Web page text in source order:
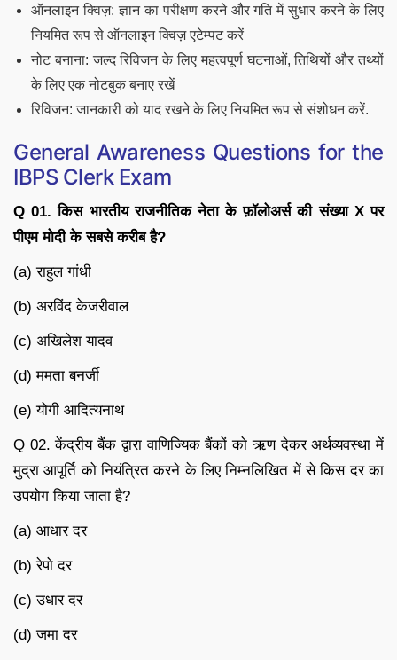
ऑनलाइन क्विज़: ज्ञान का परीक्षण करने और गति में सुधार करने के लिए
नियमित रूप से ऑनलाइन क्विज़ एटेम्पट करें
नोट बनाना: जल्द रिविजन के लिए महत्वपूर्ण घटनाओं, तिथियों और तथ्यों
के लिए एक नोटबुक बनाए रखें
रिविजन: जानकारी को याद रखने के लिए नियमित रूप से संशोधन करें.
General Awareness Questions for the
IBPS Clerk Exam
Q 01. किस भारतीय राजनीतिक नेता के फ़ॉलोअर्स की संख्या X पर
पीएम मोदी के सबसे करीब है?
(a) राहुल गांधी
(b) अरविंद केजरीवाल
(c) अखिलेश यादव
(d) ममता बनर्जी
(e) योगी आदित्यनाथ
Q 02. केंद्रीय बैंक द्वारा वाणिज्यिक बैंकों को ऋण देकर अर्थव्यवस्था में
मुद्रा आपूर्ति को नियंत्रित करने के लिए निम्नलिखित में से किस दर का
उपयोग किया जाता है?
(a) आधार दर
(b) रेपो दर
(c) उधार दर
(d) जमा दर